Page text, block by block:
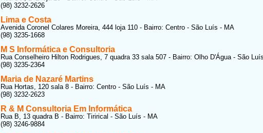
(98) 3232-2626
Lima e Costa
Avenida Coronel Colares Moreira, 444 loja 110 - Bairro: Centro - São Luís - MA
(98) 3235-1668
M S Informática e Consultoria
Rua Conselheiro Hilton Rodrigues, 7 quadra 33 sala 507 - Bairro: Olho D'Água - São
(98) 3235-2364
Maria de Nazaré Martins
Rua Hortas, 120 sala 8 - Bairro: Centro - São Luís - MA
(98) 3232-2623
R & M Consultoria Em Informática
Rua B, 13 quadra B - Bairro: Tirirical - São Luís - MA
(98) 3246-9884